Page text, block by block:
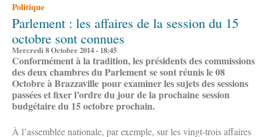
Politique
Parlement : les affaires de la session du 15
octobre sont connues
Mercredi 8 Octobre 2014 - 18:45
Conformément à la tradition, les présidents des commissions
des deux chambres du Parlement se sont réunis le 08
Octobre à Brazzaville pour examiner les sujets des sessions
passées et fixer l’ordre du jour de la prochaine session
budgétaire du 15 octobre prochain.
À l’assemblée nationale, par exemple, sur les vingt-trois affaires